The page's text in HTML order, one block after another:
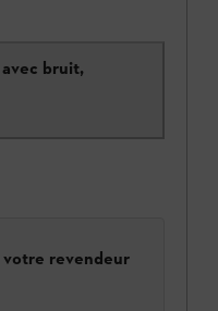
bruit,
votre revendeur